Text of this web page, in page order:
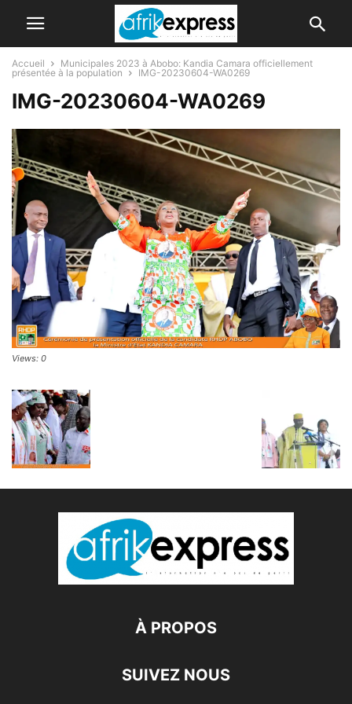
Accueil
Municipales 2023 à Abobo: Kandia Camara officiellement
présentée à la population
IMG-20230604-WA0269
IMG-20230604-WA0269
Views: 0
À PROPOS
SUIVEZ NOUS